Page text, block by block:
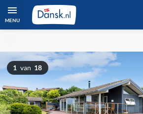
MENU
1 van 18